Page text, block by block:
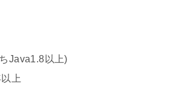
Java1.8以上)
上